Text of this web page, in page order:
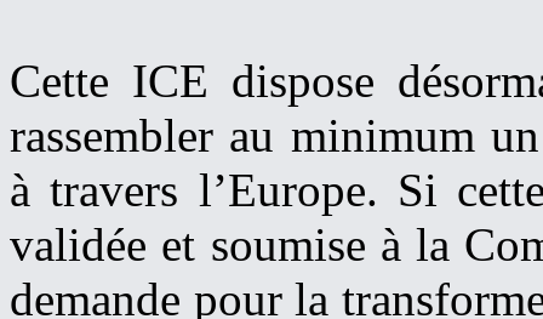
Cette ICE dispose
rassembler au minimum
à travers l’Europe. Si
validée et soumise à la
demande pour la